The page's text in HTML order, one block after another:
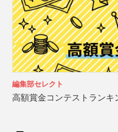
編集部セレクト
高額賞金コンテストランキ